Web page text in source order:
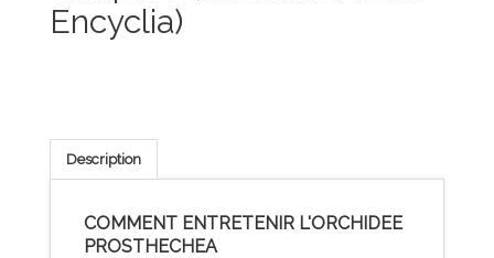
Encyclia)
Description
COMMENT ENTRETENIR L'ORCHIDEE
PROSTHECHEA